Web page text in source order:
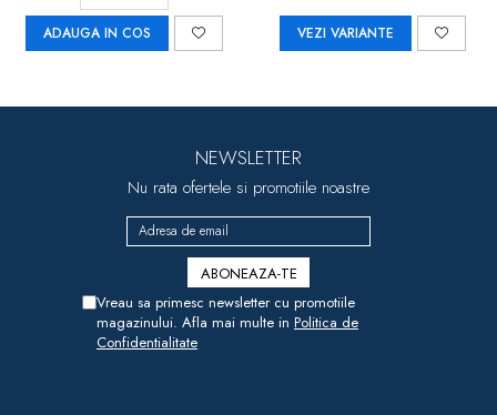
ADAUGA IN COS VEZI VARIANTE
NEWSLETTER
Nu rata ofertele si promotiile noastre
Vreau sa primesc newsletter cu promotiile
magazinului. Afla mai multe in Politica de
Confidentialitate